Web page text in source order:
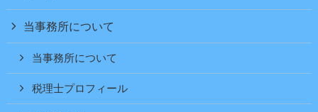
当事務所について
当事務所について
税理士プロフィール